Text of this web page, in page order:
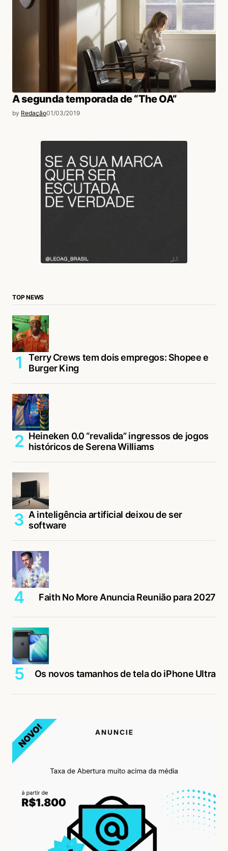
A segunda temporada de “The OA”
by Redação01/03/2019
TOP NEWS
Terry Crews tem dois empregos: Shopee e
Burger King
Heineken 0.0 “revalida” ingressos de jogos
históricos de Serena Williams
A inteligência artificial deixou de ser
software
Faith No More Anuncia Reunião para 2027
Os novos tamanhos de tela do iPhone Ultra